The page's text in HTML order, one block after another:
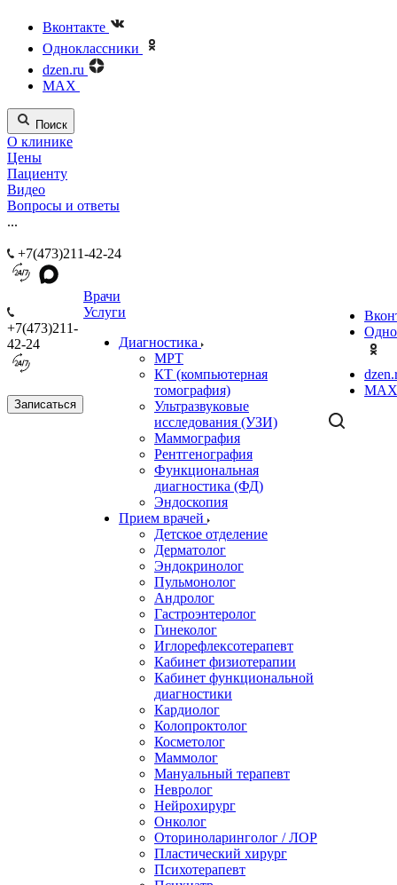
Вконтакте
Одноклассники
dzen.ru
MAX
Поиск
О клинике
Цены
Пациенту
Видео
Вопросы и ответы
...
+7(473)211-42-24
+7(473)211-
42-24
Записаться
Врачи
Услуги
Диагностика
МРТ
КТ (компьютерная
томография)
Ультразвуковые
исследования (УЗИ)
Маммография
Рентгенография
Функциональная
диагностика (ФД)
Эндоскопия
Прием врачей
Детское отделение
Дерматолог
Эндокринолог
Пульмонолог
Андролог
Гастроэнтеролог
Гинеколог
Иглорефлексотерапевт
Кабинет физиотерапии
Кабинет функциональной
диагностики
Кардиолог
Колопроктолог
Косметолог
Маммолог
Мануальный терапевт
Невролог
Нейрохирург
Онколог
Оториноларинголог / ЛОР
Пластический хирург
Психотерапевт